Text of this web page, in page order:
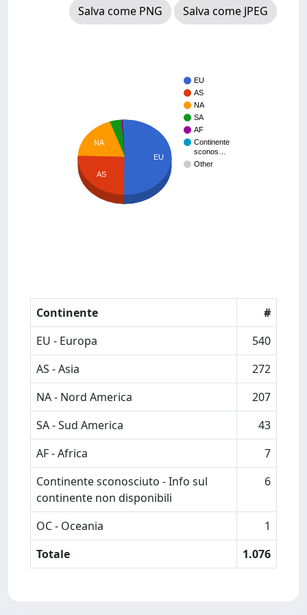
Salva come PNG
Salva come JPEG
EU
AS
NA
SA
AF
Continente
sconos…
Other
NA
AS
EU
Continente
#
EU - Europa
540
AS - Asia
272
NA - Nord America
207
SA - Sud America
43
AF - Africa
7
Continente sconosciuto - Info sul
continente non disponibili
6
OC - Oceania
1
Totale
1.076